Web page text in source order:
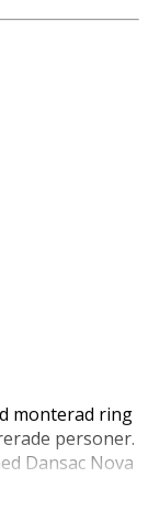
monterad ring
personer.
Dansac Nova